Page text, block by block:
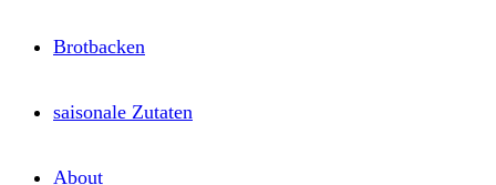
Brotbacken
saisonale Zutaten
About